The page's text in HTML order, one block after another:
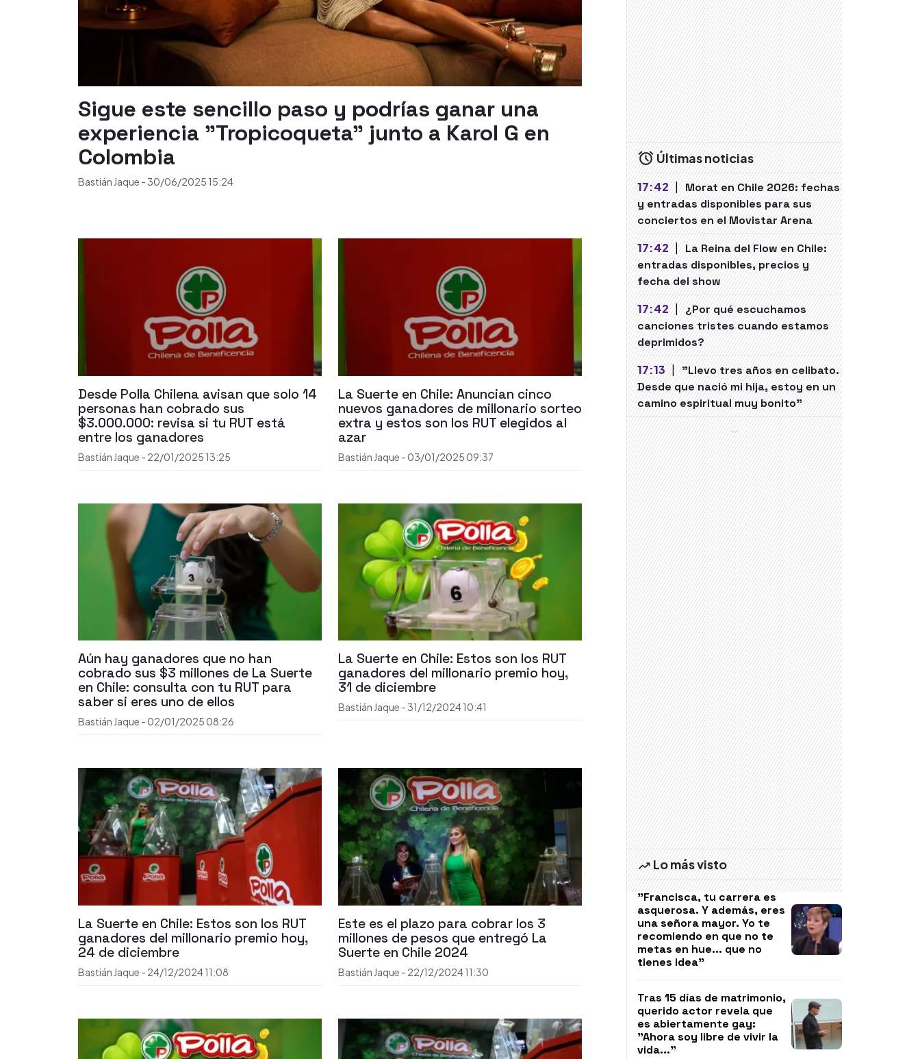
Sigue este sencillo paso y podrías ganar una
experiencia "Tropicoqueta" junto a Karol G en
Colombia
Bastián Jaque -30/06/2025 15:24
Desde Polla Chilena avisan que solo 14
personas han cobrado sus
$3.000.000: revisa si tu RUT está
entre los ganadores
Bastián Jaque - 22/01/2025 13:25
La Suerte en Chile: Anuncian cinco
nuevos ganadores de millonario sorteo
extra y estos son los RUT elegidos al
azar
Bastián Jaque - 03/01/2025 09:37
Aún hay ganadores que no han
cobrado sus $3 millones de La Suerte
en Chile: consulta con tu RUT para
saber si eres uno de ellos
Bastián Jaque - 02/01/2025 08:26
La Suerte en Chile: Estos son los RUT
ganadores del millonario premio hoy,
31 de diciembre
Bastián Jaque -31/12/202410:41
La Suerte en Chile: Estos son los RUT
ganadores del millonario premio hoy,
24 de diciembre
Bastián Jaque - 24/12/202411:08
Este es el plazo para cobrar los 3
millones de pesos que entregó La
Suerte en Chile 2024
Bastián Jaque - 22/12/202411:30
Últimas noticias
17:42 | Morat en Chile 2026: fechas
y entradas disponibles para sus
conciertos en el Movistar Arena
17:42 | La Reina del Flow en Chile:
entradas disponibles, precios y
fecha del show
17:42 | ¿Por qué escuchamos
canciones tristes cuando estamos
deprimidos?
17:13 | "Llevo tres años en celibato.
Desde que nació mi hija, estoy en un
camino espiritual muy bonito"
Lo más visto
"Francisca, tu carrera es
asquerosa. Y además, eres
una señora mayor. Yo te
recomiendo en que no te
metas en hue... que no
tienes idea"
Tras 15 días de matrimonio,
querido actor revela que
es abiertamente gay:
"Ahora soy libre de vivir la
vida..."